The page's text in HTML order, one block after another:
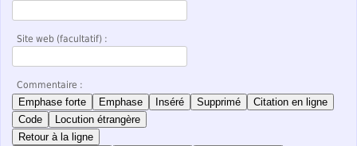
Site web (facultatif) :
Commentaire :
Emphase forte Emphase Inséré Supprimé
Citation en ligne
Code
Locution étrangère
Retour à la ligne